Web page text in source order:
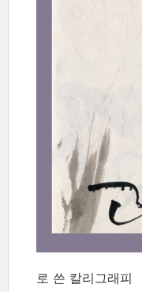
시집
로 쓴 칼리그래피